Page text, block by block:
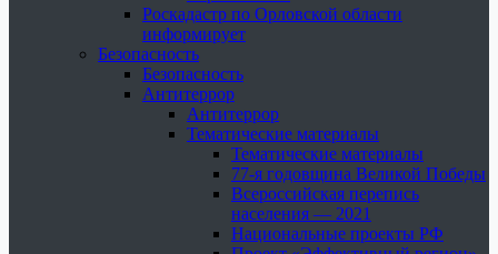
Роскадастр по Орловской области
информирует
Безопасность
Безопасность
Антитеррор
Антитеррор
Тематические материалы
Тематические материалы
77-я годовщина Великой Победы
Всероссийская перепись
населения — 2021
Национальные проекты РФ